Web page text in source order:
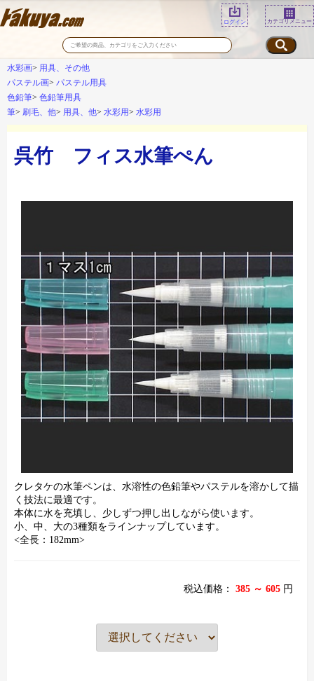
ログイン カテゴリメニュー
水彩画
用具、その他
パステル画
パステル用具
色鉛筆
色鉛筆用具
筆
刷毛、他 用具、他 水彩用 水彩用
呉竹 フィス水筆ぺん
クレタケの水筆ペンは、水溶性の色鉛筆やパステルを溶かして描
く技法に最適です。
本体に水を充填し、少しずつ押し出しながら使います。
小、中、大の3種類をラインナップしています。
<全長：182mm>
税込価格： 385 ～ 605 円